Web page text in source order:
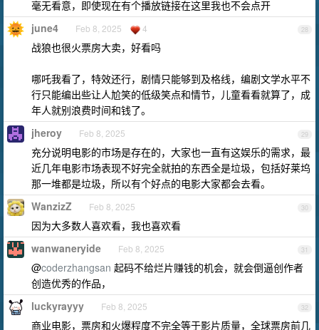
毫无看意，即使现在有个播放链接在这里我也不会点开
28
june4 Feb 8, 2025 4
战狼也很火票房大卖，好看吗
哪吒我看了，特效还行，剧情只能够到及格线，编剧文学水平不
行只能编出些让人尬笑的低级笑点和情节，儿童看看就算了，成
年人就别浪费时间和钱了。
29
jheroy Feb 8, 2025
充分说明电影的市场是存在的，大家也一直有这娱乐的需求，最
近几年电影市场表现不好完全就拍的东西全是垃圾，包括好莱坞
那一堆都是垃圾，所以有个好点的电影大家都会去看。
30
WanzizZ Feb 8, 2025
因为大多数人喜欢看，我也喜欢看
31
wanwaneryide Feb 8, 2025
@coderzhangsan 起码不给烂片赚钱的机会，就会倒逼创作者
创造优秀的作品，
32
luckyrayyy Feb 8, 2025
商业电影，票房和火爆程度不完全等于影片质量，全球票房前几